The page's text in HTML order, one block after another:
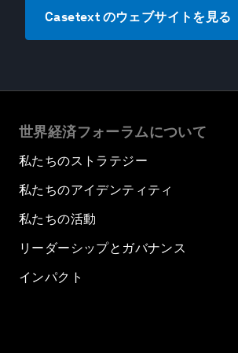
Casetext のウェブサイトを見る
世界経済フォーラムについて
私たちのストラテジー
私たちのアイデンティティ
私たちの活動
リーダーシップとガバナンス
インパクト